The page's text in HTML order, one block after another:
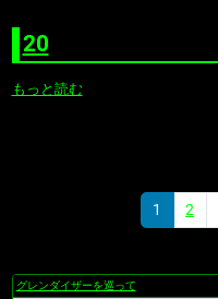
20
もっと読む
1 2
ナ
グレンダイザーを巡って